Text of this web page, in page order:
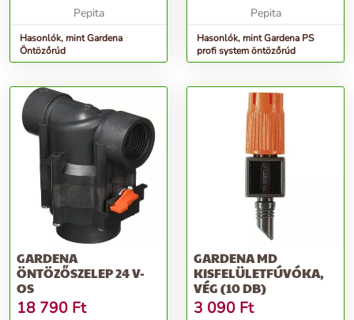
Pepita
Hasonlók, mint Gardena
Öntözőrúd
Pepita
Hasonlók, mint Gardena PS
profi system öntözőrúd
GARDENA
ÖNTÖZŐSZELEP 24 V-
OS
18 790 Ft
GARDENA MD
KISFELÜLETFÚVÓKA,
VÉG (10 DB)
3 090 Ft